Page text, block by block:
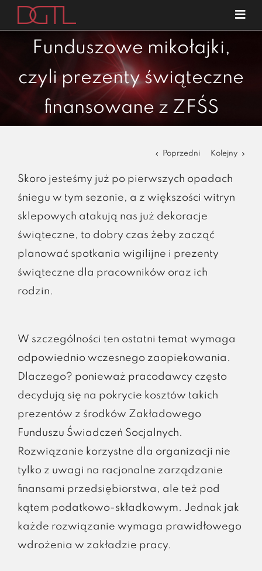
Przejdź
zawartości
o nas
specjalizacje
publikacje
blog
Funduszowe mikołajki,
czyli prezenty świąteczne
finansowane z ZFŚS
Poprzedni Kolejny
Skoro jesteśmy już po pierwszych opadach
śniegu w tym sezonie, a z większości witryn
sklepowych atakują nas już dekoracje
świąteczne, to dobry czas żeby zacząć
planować spotkania wigilijne i prezenty
świąteczne dla pracowników oraz ich
rodzin.
W szczególności ten ostatni temat wymaga
odpowiednio wczesnego zaopiekowania.
Dlaczego? ponieważ pracodawcy często
decydują się na pokrycie kosztów takich
prezentów z środków Zakładowego
Funduszu Świadczeń Socjalnych.
Rozwiązanie korzystne dla organizacji nie
tylko z uwagi na racjonalne zarządzanie
finansami przedsiębiorstwa, ale też pod
kątem podatkowo-składkowym. Jednak jak
każde rozwiązanie wymaga prawidłowego
wdrożenia w zakładzie pracy.